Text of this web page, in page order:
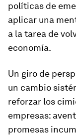
políticas de
aplicar una
a la tarea de
economía.
Un giro de
un cambio
reforzar los
empresas:
promesas